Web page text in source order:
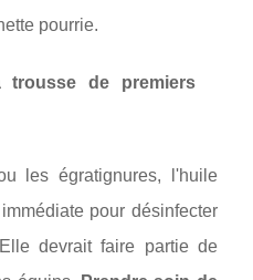
pourrie.
trousse de premiers
les égratignures, l'huile
pour désinfecter
devrait faire partie de